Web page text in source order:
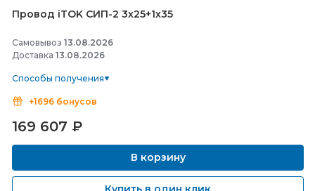
Провод iTOK СИП-2 3х25+1х35
Самовывоз 13.08.2026
Доставка 13.08.2026
Способы получения
+1696 бонусов
169 607 ₽
В корзину